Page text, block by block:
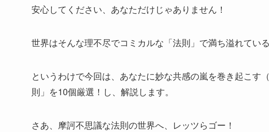
安心してください、あなただけじゃありません！
世界はそんな理不尽でコミカルな「法則」で満ち溢れてい
というわけで今回は、あなたに妙な共感の嵐を巻き起こす
則」を10個厳選！し、解説します。
さあ、摩訶不思議な法則の世界へ、レッツらゴー！